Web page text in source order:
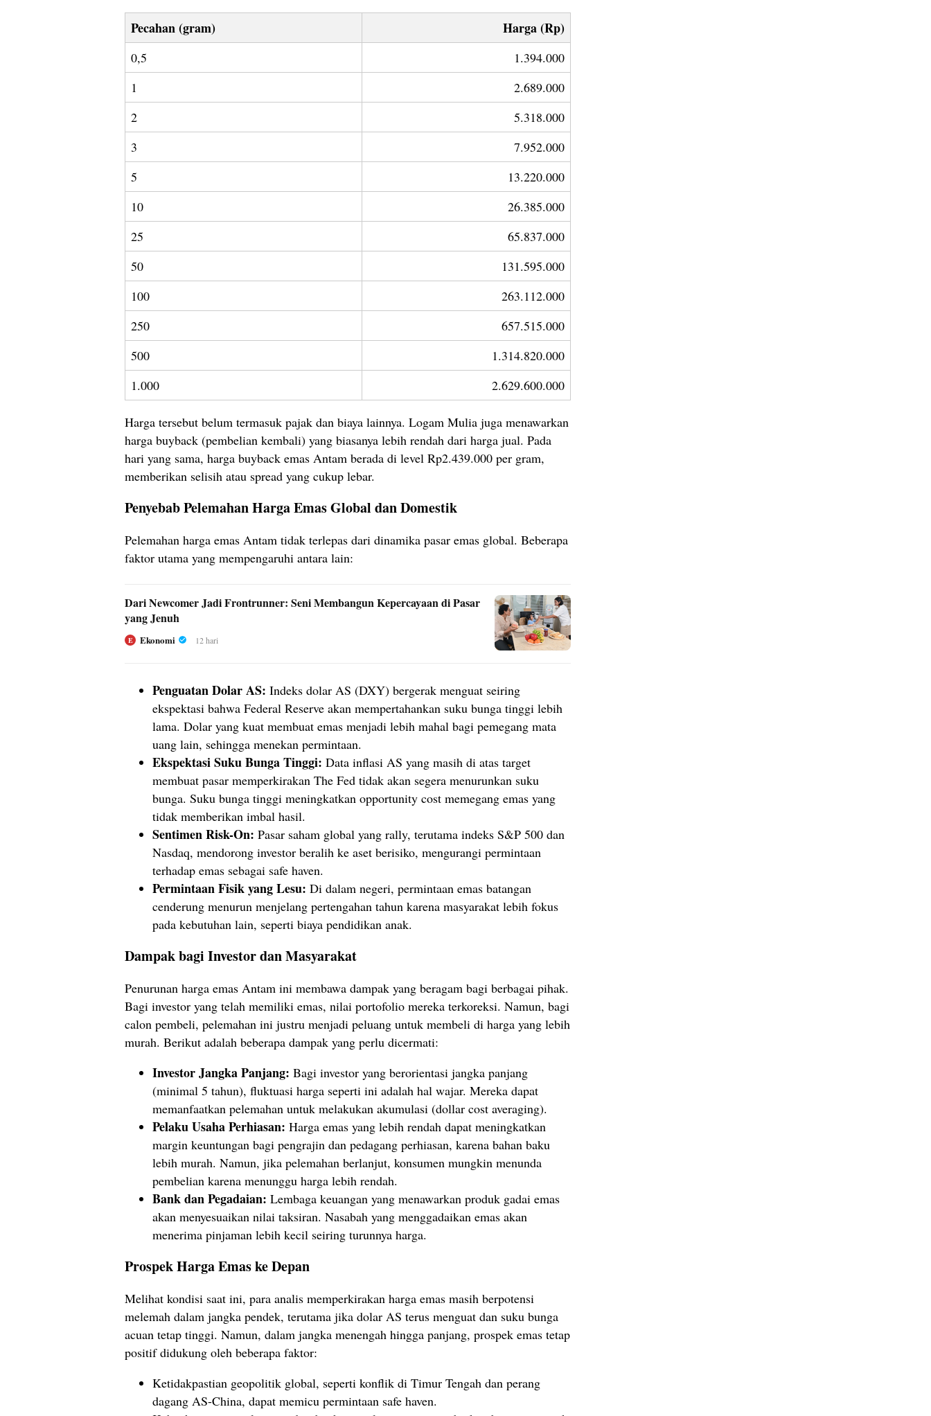
Pecahan (gram) Harga (Rp)
0,5
1.394.000
1
2.689.000
2
5.318.000
3
7.952.000
5
13.220.000
10
26.385.000
25
65.837.000
50
131.595.000
100
263.112.000
250
657.515.000
500
1.314.820.000
1.000
2.629.600.000
Harga tersebut belum termasuk pajak dan biaya lainnya. Logam Mulia juga menawarkan
harga buyback (pembelian kembali) yang biasanya lebih rendah dari harga jual. Pada
hari yang sama, harga buyback emas Antam berada di level Rp2.439.000 per gram,
memberikan selisih atau spread yang cukup lebar.
Penyebab Pelemahan Harga Emas Global dan Domestik
Pelemahan harga emas Antam tidak terlepas dari dinamika pasar emas global. Beberapa
faktor utama yang mempengaruhi antara lain:
Dari Newcomer Jadi Frontrunner: Seni Membangun Kepercayaan di Pasar
yang Jenuh
E Ekonomi 12 hari
Penguatan Dolar AS: Indeks dolar AS (DXY) bergerak menguat seiring
ekspektasi bahwa Federal Reserve akan mempertahankan suku bunga tinggi lebih
lama. Dolar yang kuat membuat emas menjadi lebih mahal bagi pemegang mata
uang lain, sehingga menekan permintaan.
Ekspektasi Suku Bunga Tinggi: Data inflasi AS yang masih di atas target
membuat pasar memperkirakan The Fed tidak akan segera menurunkan suku
bunga. Suku bunga tinggi meningkatkan opportunity cost memegang emas yang
tidak memberikan imbal hasil.
Sentimen Risk-On: Pasar saham global yang rally, terutama indeks S&P 500 dan
Nasdaq, mendorong investor beralih ke aset berisiko, mengurangi permintaan
terhadap emas sebagai safe haven.
Permintaan Fisik yang Lesu: Di dalam negeri, permintaan emas batangan
cenderung menurun menjelang pertengahan tahun karena masyarakat lebih fokus
pada kebutuhan lain, seperti biaya pendidikan anak.
Dampak bagi Investor dan Masyarakat
Penurunan harga emas Antam ini membawa dampak yang beragam bagi berbagai pihak.
Bagi investor yang telah memiliki emas, nilai portofolio mereka terkoreksi. Namun, bagi
calon pembeli, pelemahan ini justru menjadi peluang untuk membeli di harga yang lebih
murah. Berikut adalah beberapa dampak yang perlu dicermati:
Investor Jangka Panjang: Bagi investor yang berorientasi jangka panjang
(minimal 5 tahun), fluktuasi harga seperti ini adalah hal wajar. Mereka dapat
memanfaatkan pelemahan untuk melakukan akumulasi (dollar cost averaging).
Pelaku Usaha Perhiasan: Harga emas yang lebih rendah dapat meningkatkan
margin keuntungan bagi pengrajin dan pedagang perhiasan, karena bahan baku
lebih murah. Namun, jika pelemahan berlanjut, konsumen mungkin menunda
pembelian karena menunggu harga lebih rendah.
Bank dan Pegadaian: Lembaga keuangan yang menawarkan produk gadai emas
akan menyesuaikan nilai taksiran. Nasabah yang menggadaikan emas akan
menerima pinjaman lebih kecil seiring turunnya harga.
Prospek Harga Emas ke Depan
Melihat kondisi saat ini, para analis memperkirakan harga emas masih berpotensi
melemah dalam jangka pendek, terutama jika dolar AS terus menguat dan suku bunga
acuan tetap tinggi. Namun, dalam jangka menengah hingga panjang, prospek emas tetap
positif didukung oleh beberapa faktor:
Ketidakpastian geopolitik global, seperti konflik di Timur Tengah dan perang
dagang AS-China, dapat memicu permintaan safe haven.